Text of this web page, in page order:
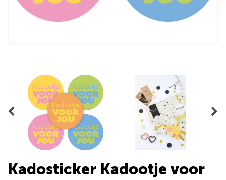
Kadosticker Kadootje voor